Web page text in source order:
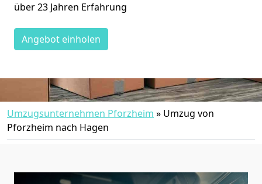
über 23 Jahren Erfahrung
Angebot einholen
Umzugsunternehmen Pforzheim » Umzug von
Pforzheim nach Hagen